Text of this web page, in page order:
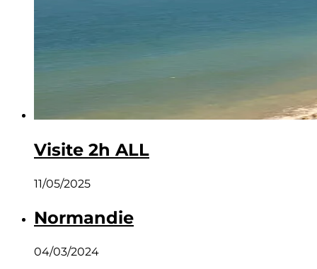
Visite 2h ALL
11/05/2025
Normandie
04/03/2024